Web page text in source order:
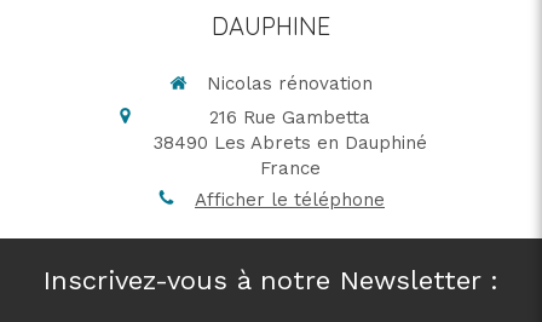
DAUPHINE
Nicolas rénovation
216 Rue Gambetta
38490 Les Abrets en Dauphiné
France
Afficher le téléphone
Inscrivez-vous à notre Newsletter :